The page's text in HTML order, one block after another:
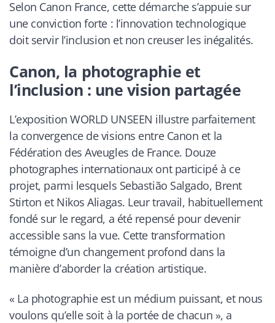
Selon Canon France, cette démarche s’appuie sur
une conviction forte : l’innovation technologique
doit servir l’inclusion et non creuser les inégalités.
Canon, la photographie et
l’inclusion : une vision partagée
L’exposition WORLD UNSEEN illustre parfaitement
la convergence de visions entre Canon et la
Fédération des Aveugles de France. Douze
photographes internationaux ont participé à ce
projet, parmi lesquels Sebastião Salgado, Brent
Stirton et Nikos Aliagas. Leur travail, habituellement
fondé sur le regard, a été repensé pour devenir
accessible sans la vue. Cette transformation
témoigne d’un changement profond dans la
manière d’aborder la création artistique.
« La photographie est un médium puissant, et nous
voulons qu’elle soit à la portée de chacun », a